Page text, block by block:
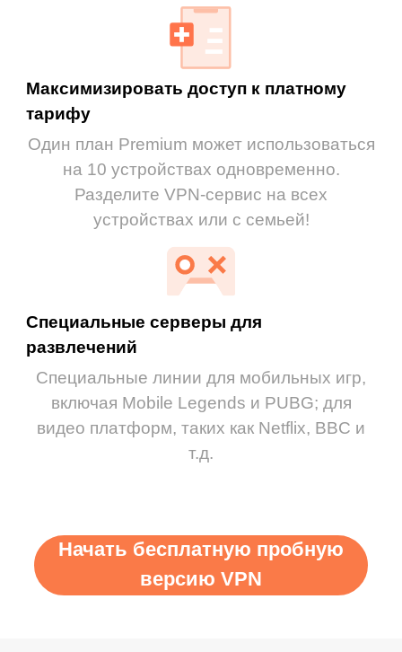
Максимизировать доступ к платному
тарифу
Один план Premium может использоваться
на 10 устройствах одновременно.
Разделите VPN-сервис на всех
устройствах или с семьей!
Специальные серверы для
развлечений
Специальные линии для мобильных игр,
включая Mobile Legends и PUBG; для
видео платформ, таких как Netflix, BBC и
т.д.
Начать бесплатную пробную
версию VPN